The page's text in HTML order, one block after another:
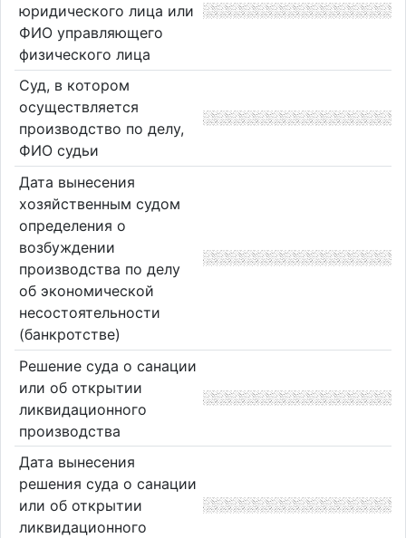
юридического лица или
ФИО управляющего
физического лица
Суд, в котором
осуществляется
производство по делу,
ФИО судьи
Дата вынесения
хозяйственным судом
определения о
возбуждении
производства по делу
об экономической
несостоятельности
(банкротстве)
Решение суда о санации
или об открытии
ликвидационного
производства
Дата вынесения
решения суда о санации
или об открытии
ликвидационного